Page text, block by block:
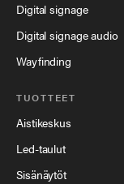
Digital signage
Digital signage audio
Wayfinding
TUOTTEET
Aistikeskus
Led-taulut
Sisänäytöt